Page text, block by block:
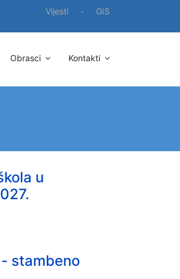
Vijesti - GIS
Obrasci Kontakti
u
stambeno